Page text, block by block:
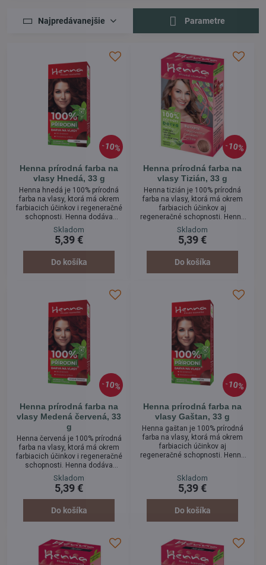
Najpredávanejšie Parametre
10%
Henna prírodná farba na
vlasy Hnedá, 33 g
Henna hnedá je 100% prírodná
farba na vlasy, ktorá má okrem
farbiacich účinkov i regeneračné
schopnosti. Henna dodáva
vlasom potrebné vitamíny, vlasy
jej použitím získajú lesk, Henna
zabraňuje tvoreniu lupín a je
veľmi vhodná pri alergiách kože
a pri ochoreniach vlasov.
je tak skvelou alternatívou
Skladom
5,39 €
Do košíka
10%
Henna prírodná farba na
vlasy Tizián, 33 g
Henna tizián je 100% prírodná
farba na vlasy, ktorá má okrem
farbiacich účinkov aj
regeneračné schopnosti. Henna
dodáva vlasom potrebné
vitamíny, vlasy jej použitím
získajú lesk. Zabraňuje tvoreniu
lupín a je veľmi vhodná pri
alergiách kože a pri ochoreniach
zdravotnými rizikami a je tak
chemických farieb.
Skladom
5,39 €
Do košíka
10%
Henna prírodná farba na
vlasy Medená červená, 33
g
Henna červená je 100% prírodná
farba na vlasy, ktorá má okrem
farbiacich účinkov i regeneračné
schopnosti. Henna dodáva
vlasom potrebné vitamíny, vlasy
jej použitím získajú lesk, Henna
zabraňuje tvoreniu lupín a je
veľmi vhodná pri alergiách kože
a pri ochoreniach vlasov.
je tak skvelou alternatívou
chemických farieb.
Skladom
5,39 €
Do košíka
10%
Henna prírodná farba na
vlasy Gaštan, 33 g
Henna gaštan je 100% prírodná
farba na vlasy, ktorá má okrem
farbiacich účinkov aj
regeneračné schopnosti. Henna
vitamíny, vlasy jej použitím
získajú lesk, Henna zabraňuje
tvoreniu lupín a je veľmi vhodná
pri alergiách kože a pri
ochoreniach vlasov. Aplikácia
chemických farieb.
Skladom
5,39 €
Do košíka